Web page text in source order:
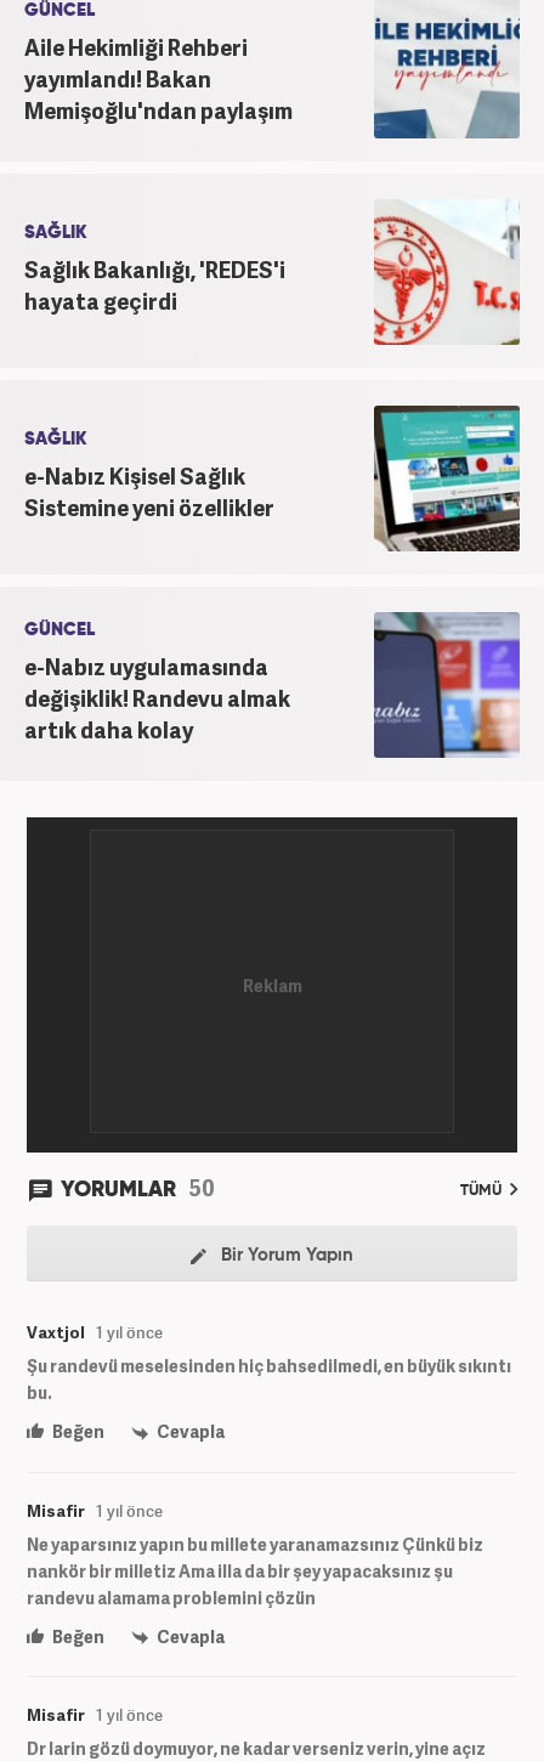
GÜNCEL
Aile Hekimliği Rehberi
yayımlandı! Bakan
Memişoğlu'ndan paylaşım
SAĞLIK
Sağlık Bakanlığı, 'REDES'i
hayata geçirdi
SAĞLIK
e-Nabız Kişisel Sağlık
Sistemine yeni özellikler
GÜNCEL
e-Nabız uygulamasında
değişiklik! Randevu almak
artık daha kolay
YORUMLAR 50 TÜMÜ
Bir Yorum Yapın
Vaxtjol 1 yıl önce
Şu randevü meselesinden hiç bahsedilmedi, en büyük sıkıntı
bu.
Beğen
Cevapla
Misafir 1 yıl önce
Ne yaparsınız yapın bu millete yaranamazsınız Çünkü biz
nankör bir milletiz Ama illa da bir şey yapacaksınız şu
randevu alamama problemini çözün
Beğen
Cevapla
Misafir 1 yıl önce
Dr larin gözü doymuyor, ne kadar verseniz verin, yine açız